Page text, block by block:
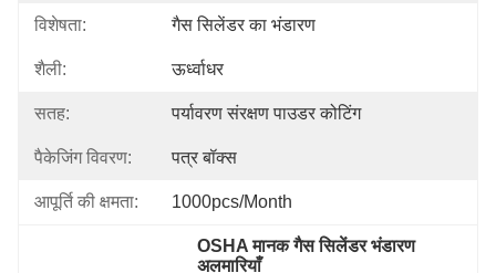
विशेषता: गैस सिलेंडर का भंडारण
शैली: ऊर्ध्वाधर
सतह: पर्यावरण संरक्षण पाउडर कोटिंग
पैकेजिंग विवरण: पत्र बॉक्स
आपूर्ति की क्षमता: 1000pcs/month
OSHA मानक गैस सिलेंडर भंडारण
अलमारियाँ